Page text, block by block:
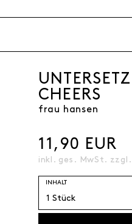
CHEERS
frau hansen
11,90 EUR
inkl. ges. MwSt. zzgl.
INHALT